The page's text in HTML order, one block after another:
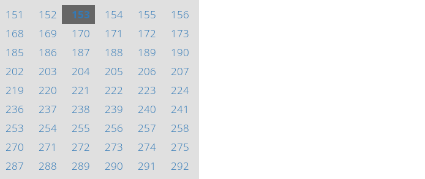
151 152 153 154 155
156
168 169 170 171 172
173
185 186 187 188 189
190
202 203 204 205 206
207
219 220 221 222 223
224
236 237 238 239 240
241
253 254 255 256 257
258
270 271 272 273 274
275
287 288 289 290 291
292